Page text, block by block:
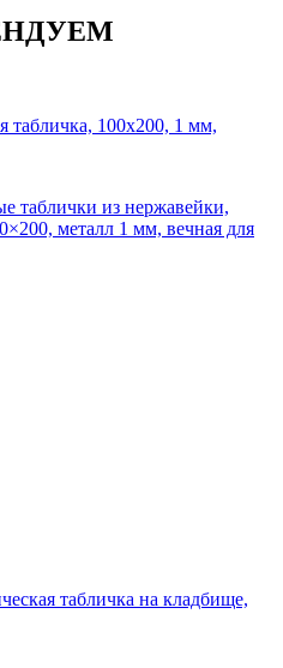
табличка, 100х200, 1 мм,
таблички из нержавейки,
металл 1 мм, вечная для
табличка на кладбище,